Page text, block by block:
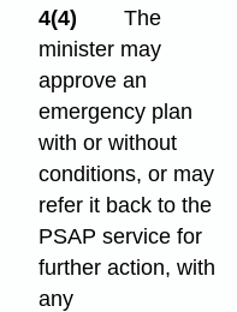
4(4)
The
minister may
approve an
emergency plan
with or without
conditions, or may
refer it back to the
PSAP service for
further action, with
any